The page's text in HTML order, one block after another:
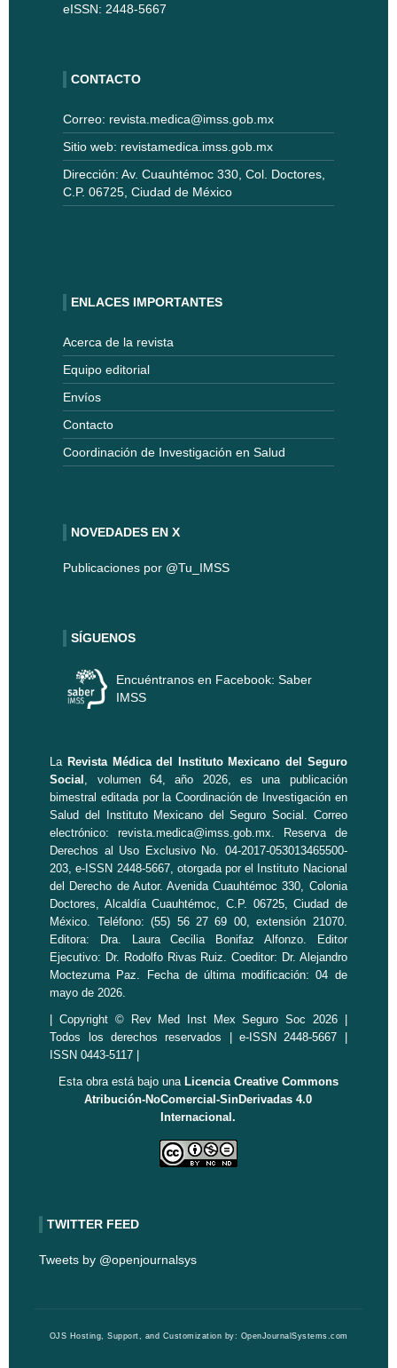
eISSN: 2448-5667
CONTACTO
Correo: revista.medica@imss.gob.mx
Sitio web: revistamedica.imss.gob.mx
Dirección: Av. Cuauhtémoc 330, Col. Doctores,
C.P. 06725, Ciudad de México
ENLACES IMPORTANTES
Acerca de la revista
Equipo editorial
Envíos
Contacto
Coordinación de Investigación en Salud
NOVEDADES EN X
Publicaciones por @Tu_IMSS
SÍGUENOS
Encuéntranos en Facebook: Saber
IMSS
La Revista Médica del Instituto Mexicano del Seguro
Social
, volumen 64, año 2026, es una publicación
bimestral editada por la Coordinación de Investigación en
Salud del Instituto Mexicano del Seguro Social. Correo
electrónico:revista.medica@imss.gob.mx . Reserva de
Derechos al Uso Exclusivo No. 04-2017-053013465500-
203, e-ISSN 2448-5667, otorgada por el Instituto Nacional
del Derecho de Autor. Avenida Cuauhtémoc 330, Colonia
Doctores, Alcaldía Cuauhtémoc, C.P. 06725, Ciudad de
México. Teléfono: (55) 56 27 69 00, extensión 21070.
Editora: Dra. Laura Cecilia Bonifaz Alfonzo. Editor
Ejecutivo: Dr. Rodolfo Rivas Ruiz. Coeditor: Dr. Alejandro
Moctezuma Paz. Fecha de última modificación: 04 de
mayo de 2026.
| Copyright © Rev Med Inst Mex Seguro Soc 2026 |
Todos los derechos reservados | e-ISSN 2448-5667 |
ISSN 0443-5117 |
Esta obra está bajo una Licencia Creative Commons
Atribución-NoComercial-SinDerivadas 4.0
Internacional.
TWITTER FEED
Tweets by @openjournalsys
OJS Hosting, Support, and Customization by: OpenJournalSystems.com